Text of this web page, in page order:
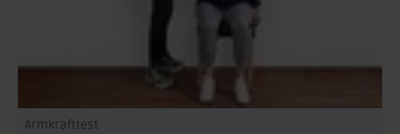
Armkrafttest